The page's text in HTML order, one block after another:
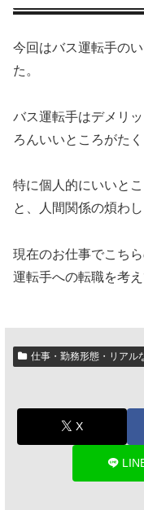
今回はバス運転手の
た。
バス運転手はデメリ
ろんいいところがたく
特に個人的にいいと
と、人間関係の煩わし
現在のお仕事でこち
運転手への転職を考
仕事・勤務形態・リアル
X